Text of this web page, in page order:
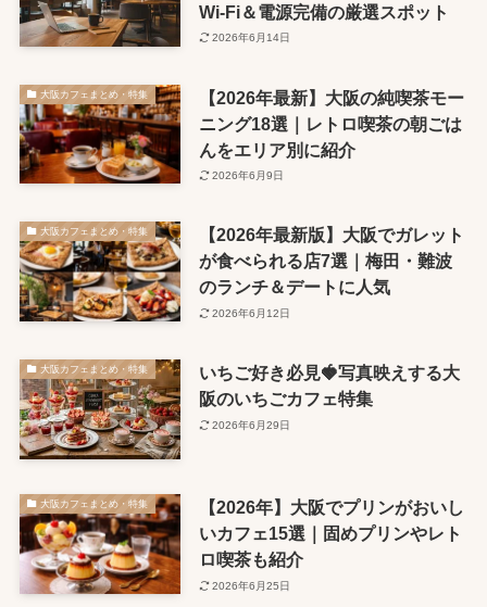
Wi-Fi＆電源完備の厳選スポット
2026年6月14日
大阪カフェまとめ・特集
【2026年最新】大阪の純喫茶モー
ニング18選｜レトロ喫茶の朝ごは
んをエリア別に紹介
2026年6月9日
大阪カフェまとめ・特集
【2026年最新版】大阪でガレット
が食べられる店7選｜梅田・難波
のランチ＆デートに人気
2026年6月12日
大阪カフェまとめ・特集
いちご好き必見🍓写真映えする大
阪のいちごカフェ特集
2026年6月29日
大阪カフェまとめ・特集
【2026年】大阪でプリンがおいし
いカフェ15選｜固めプリンやレト
ロ喫茶も紹介
2026年6月25日